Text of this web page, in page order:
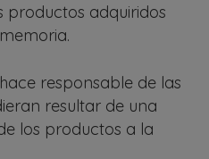
productos adquiridos
responsable de las
resultar de una
los productos a la